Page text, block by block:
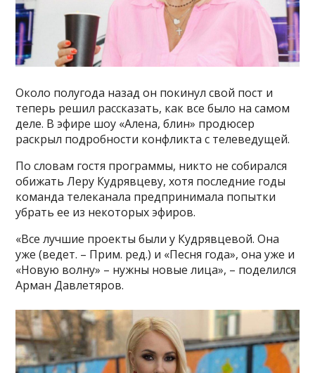
Около полугода назад он покинул свой пост и
теперь решил рассказать, как все было на самом
деле. В эфире шоу «Алена, блин» продюсер
раскрыл подробности конфликта с телеведущей.
По словам гостя программы, никто не собирался
обижать Леру Кудрявцеву, хотя последние годы
команда телеканала предпринимала попытки
убрать ее из некоторых эфиров.
«Все лучшие проекты были у Кудрявцевой. Она
уже (ведет. – Прим. ред.) и «Песня года», она уже и
«Новую волну» – нужны новые лица», – поделился
Арман Давлетяров.